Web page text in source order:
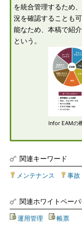
を統合管理するため
況を確認することも
能なため、本稿で紹
という。
Infor EAMの
関連キーワード
メンテナンス 事故
関連ホワイトペーパ
運用管理 帳票